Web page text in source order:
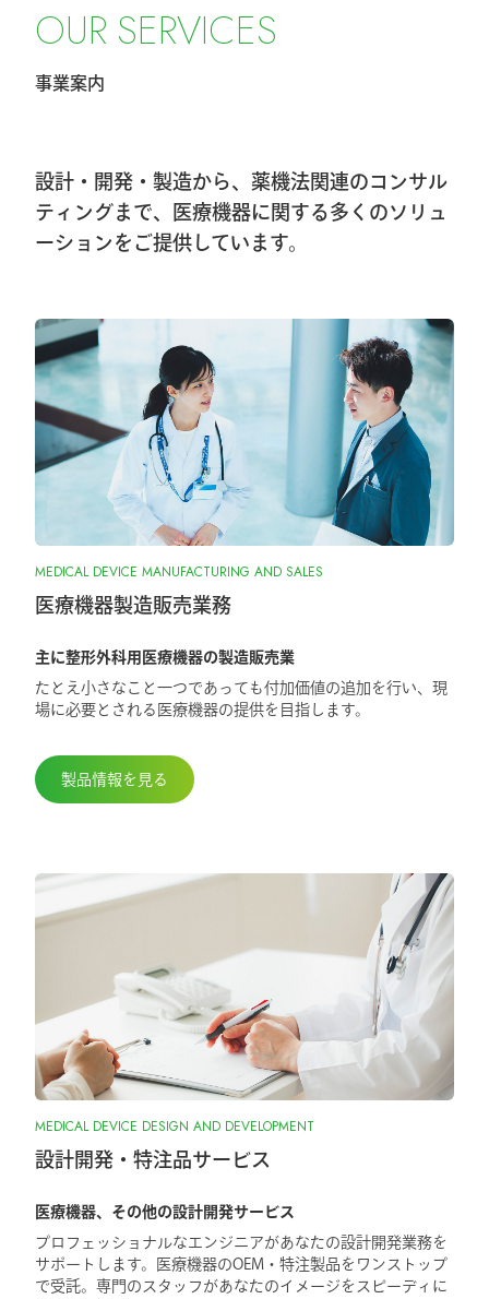
せ
2026.2.20
2026.1.8
第40回東日本手外科研究会出展＆ハンズ
2026.1.7
大阪物流センター開設(移転)のお知らせ
2026.1.7
『SurgiGear1.0システム』の販売終了のお
知らせ
2025.10.28
『ORIONフィンガージョイント』承認取
得しました
2025.5.29
第98回日本整形外科学会学術総会に出展
しました
OUR SERVICES
事業案内
設計・開発・製造から、薬機法関連のコンサル
ティングまで、医療機器に関する多くのソリュ
ーションをご提供しています。
MEDICAL DEVICE MANUFACTURING AND SALES
医療機器製造販売業務
主に整形外科用医療機器の製造販売業
たとえ小さなこと一つであっても付加価値の追加を行い、現
場に必要とされる医療機器の提供を目指します。
製品情報を見る
MEDICAL DEVICE DESIGN AND DEVELOPMENT
設計開発・特注品サービス
医療機器、その他の設計開発サービス
プロフェッショナルなエンジニアがあなたの設計開発業務を
サポートします。医療機器のOEM・特注製品をワンストップ
で受託。専門のスタッフがあなたのイメージをスピーディに